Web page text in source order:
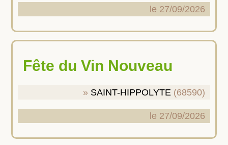
le 27/09/2026
Fête du Vin Nouveau
SAINT-HIPPOLYTE (68590)
le 27/09/2026